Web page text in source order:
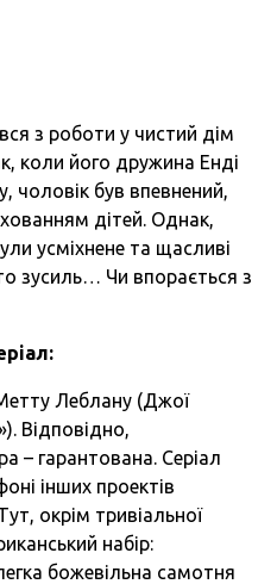
з роботи у чистий дім
коли його дружина Енді
чоловік був впевнений,
дітей. Однак,
усміхнене та щасливі
зусиль… Чи впорається з
Леблану (Джої
Відповідно,
– гарантована. Серіал
інших проектів
окрім тривіальної
набір:
божевільна самотня